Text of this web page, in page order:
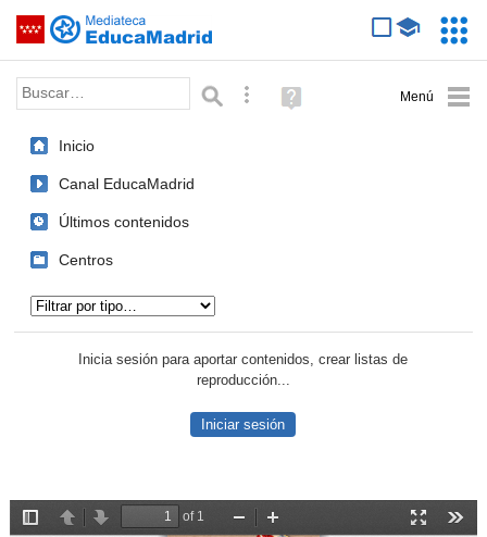
Saltar navegación
Palabra o frase: Búsqueda avanzada
Ayuda
(en
Inicio
Canal EducaMadrid
Últimos contenidos
Centros
Inicia sesión para aportar contenidos, crear listas de
reproducción...
Iniciar sesión